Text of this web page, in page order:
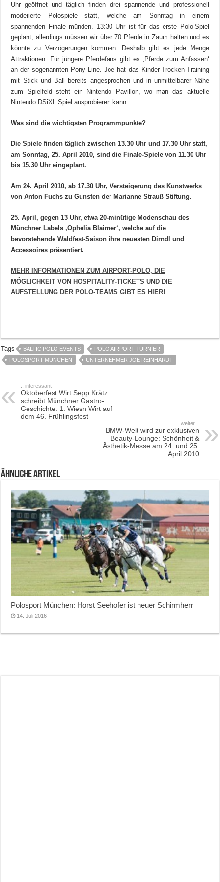
Uhr geöffnet und täglich finden drei spannende und professionell
moderierte Polospiele statt, welche am Sonntag in einem
spannenden Finale münden. 13:30 Uhr ist für das erste Polo-Spiel
geplant, allerdings müssen wir über 70 Pferde in Zaum halten und es
könnte zu Verzögerungen kommen. Deshalb gibt es jede Menge
Attraktionen. Für jüngere Pferdefans gibt es ‚Pferde zum Anfassen‘
an der sogenannten Pony Line. Joe hat das Kinder-Trocken-Training
mit Stick und Ball bereits angesprochen und in unmittelbarer Nähe
zum Spielfeld steht ein Nintendo Pavillon, wo man das aktuelle
Nintendo DSiXL Spiel ausprobieren kann.
Was sind die wichtigsten Programmpunkte?
Die Spiele finden täglich zwischen 13.30 Uhr und 17.30 Uhr statt,
am Sonntag, 25. April 2010, sind die Finale-Spiele von 11.30 Uhr
bis 15.30 Uhr eingeplant.
Am 24. April 2010, ab 17.30 Uhr, Versteigerung des Kunstwerks
von Anton Fuchs zu Gunsten der Marianne Strauß Stiftung.
25. April, gegen 13 Uhr, etwa 20-minütige Modenschau des
Münchner Labels ‚Ophelia Blaimer‘, welche auf die
bevorstehende Waldfest-Saison ihre neuesten Dirndl und
Accessoires präsentiert.
MEHR INFORMATIONEN ZUM AIRPORT-POLO, DIE
MÖGLICHKEIT VON HOSPITALITY-TICKETS UND DIE
AUFSTELLUNG DER POLO-TEAMS GIBT ES HIER!
Tags BALTIC POLO EVENTS
POLO AIRPORT TURNIER
POLOSPORT MÜNCHEN
UNTERNEHMER JOE REINHARDT
.. interessant
Oktoberfest Wirt Sepp Krätz
schreibt Münchner Gastro-
Geschichte: 1. Wiesn Wirt auf
dem 46. Frühlingsfest
weiter ..
BMW-Welt wird zur exklusiven
Beauty-Lounge: Schönheit &
Ästhetik-Messe am 24. und 25.
April 2010
ähnliche Artikel
Polosport München: Horst Seehofer ist heuer Schirmherr
14. Juli 2016